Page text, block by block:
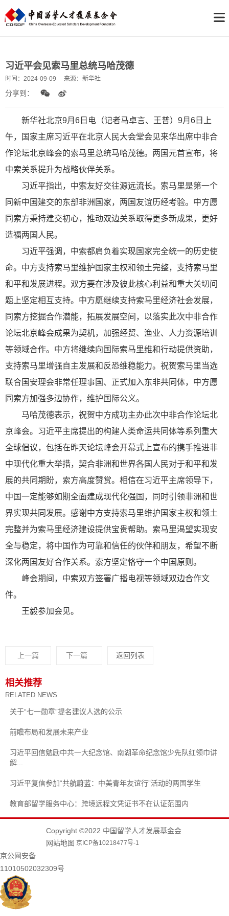
习近平会见索马里总统马哈茂德
时间： 2024-09-09 来源： 新华社
分享到：
新华社北京9月6日电（记者马卓言、王普）9月6日上
午，国家主席习近平在北京人民大会堂会见来华出席中非合
作论坛北京峰会的索马里总统马哈茂德。两国元首宣布，将
中索关系提升为战略伙伴关系。
习近平指出，中索友好交往源远流长。索马里是第一个
同新中国建交的东部非洲国家，两国友谊历经考验。中方愿
同索方秉持建交初心，推动双边关系取得更多新成果，更好
造福两国人民。
习近平强调，中索都肩负着实现国家完全统一的历史使
命。中方支持索马里维护国家主权和领土完整，支持索马里
和平和发展进程。双方要在涉及彼此核心利益和重大关切问
题上坚定相互支持。中方愿继续支持索马里经济社会发展，
同索方挖掘合作潜能，拓展发展空间，以落实此次中非合作
论坛北京峰会成果为契机，加强经贸、渔业、人力资源培训
等领域合作。中方将继续向国际索马里维和行动提供资助，
支持索马里增强自主发展和反恐维稳能力。祝贺索马里当选
联合国安理会非常任理事国、正式加入东非共同体，中方愿
同索方加强多边协作，维护国际公义。
马哈茂德表示，祝贺中方成功主办此次中非合作论坛北
京峰会。习近平主席提出的构建人类命运共同体等系列重大
全球倡议，包括在昨天论坛峰会开幕式上宣布的携手推进非
中现代化重大举措，契合非洲和世界各国人民对于和平和发
展的共同期盼，索方高度赞赏。相信在习近平主席领导下，
中国一定能够如期全面建成现代化强国，同时引领非洲和世
界实现共同发展。感谢中方支持索马里维护国家主权和领土
完整并为索马里经济建设提供宝贵帮助。索马里渴望实现安
全与稳定，将中国作为可靠和信任的伙伴和朋友，希望不断
深化两国友好合作关系。索方坚定恪守一个中国原则。
峰会期间，中索双方签署广播电视等领域双边合作文
件。
王毅参加会见。
上一篇 下一篇 返回列表
相关推荐
RELATED NEWS
关于“七一勋章”提名建议人选的公示
前瞻布局和发展未来产业
习近平回信勉励中共一大纪念馆、南湖革命纪念馆少先队红领巾讲
解...
习近平复信参加“共航蔚蓝：中美青年友谊行”活动的两国学生
教育部留学服务中心：跨境远程文凭证书不在认证范围内
Copyright ©2022 中国留学人才发展基金会
网站地图 京ICP备10218477号-1
京公网安备
11010502032309号